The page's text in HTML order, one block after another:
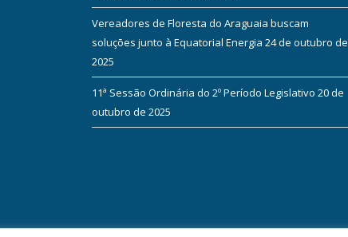
Vereadores de Floresta do Araguaia buscam
soluções junto à Equatorial Energia 24 de outubro de
2025
11ª Sessão Ordinária do 2º Período Legislativo 20 de
outubro de 2025